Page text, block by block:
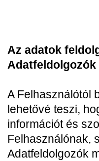
Az adatok
Adatfeldolgozók
A Felhasználótól
lehetővé teszi,
információt és
Felhasználónak,
Adatfeldolgozók